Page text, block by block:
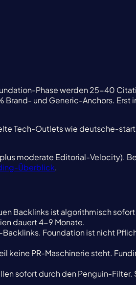
Phase werden 25-40
und Generic-Anchors. Erst
Tech-Outlets wie deutsche-
moderate Editorial-Velocity).
Überblick.
Backlinks ist algorithmisch
dauert 4-9 Monate.
Foundation ist nicht
keine PR-Maschinerie steht.
sofort durch den Penguin-